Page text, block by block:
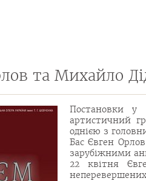
та Михайло
Постановки у
артистичний
однією з
Бас Євген
зарубіжними
22 квітня